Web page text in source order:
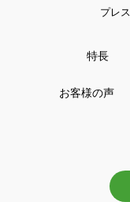
プレ
特長
お客様の声